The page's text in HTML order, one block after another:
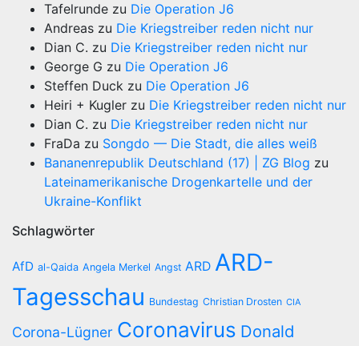
Tafelrunde zu Die Operation J6
Andreas zu Die Kriegstreiber reden nicht nur
Dian C. zu Die Kriegstreiber reden nicht nur
George G zu Die Operation J6
Steffen Duck zu Die Operation J6
Heiri + Kugler zu Die Kriegstreiber reden nicht nur
Dian C. zu Die Kriegstreiber reden nicht nur
FraDa zu Songdo — Die Stadt, die alles weiß
Bananenrepublik Deutschland (17) | ZG Blog zu
Lateinamerikanische Drogenkartelle und der
Ukraine-Konflikt
Schlagwörter
AfD al-Qaida Angela Merkel Angst ARD ARD-
Tagesschau Bundestag Christian Drosten CIA
Corona-Lügner Coronavirus Donald